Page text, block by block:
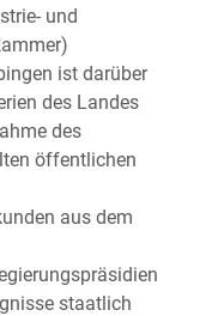
und
ist darüber
des Landes
des
öffentlichen
aus dem
staatlich